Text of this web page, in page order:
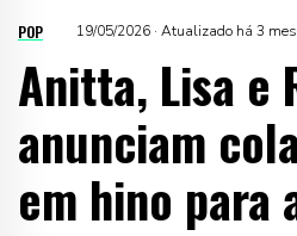
POP 19/05/2026 · Atualizado há 3
Anitta, Lisa e
anunciam
em hino para